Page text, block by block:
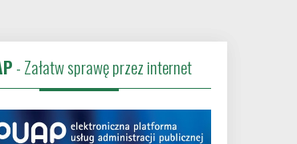
- Załatw sprawę przez internet